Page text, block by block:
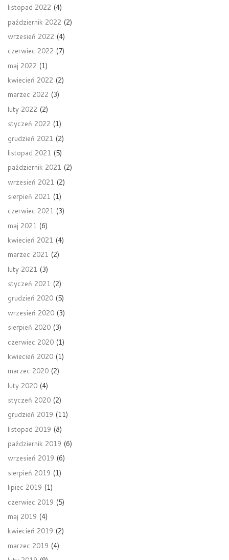
listopad 2022 (4)
październik 2022 (2)
wrzesień 2022 (4)
czerwiec 2022 (7)
maj 2022 (1)
kwiecień 2022 (2)
marzec 2022 (3)
luty 2022 (2)
styczeń 2022 (1)
grudzień 2021 (2)
listopad 2021 (5)
październik 2021 (2)
wrzesień 2021 (2)
sierpień 2021 (1)
czerwiec 2021 (3)
maj 2021 (6)
kwiecień 2021 (4)
marzec 2021 (2)
luty 2021 (3)
styczeń 2021 (2)
grudzień 2020 (5)
wrzesień 2020 (3)
sierpień 2020 (3)
czerwiec 2020 (1)
kwiecień 2020 (1)
marzec 2020 (2)
luty 2020 (4)
styczeń 2020 (2)
grudzień 2019 (11)
listopad 2019 (8)
październik 2019 (6)
wrzesień 2019 (6)
sierpień 2019 (1)
lipiec 2019 (1)
czerwiec 2019 (5)
maj 2019 (4)
kwiecień 2019 (2)
marzec 2019 (4)